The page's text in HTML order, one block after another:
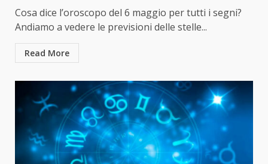
Cosa dice l’oroscopo del 6 maggio per tutti i segni?
Andiamo a vedere le previsioni delle stelle...
Read More